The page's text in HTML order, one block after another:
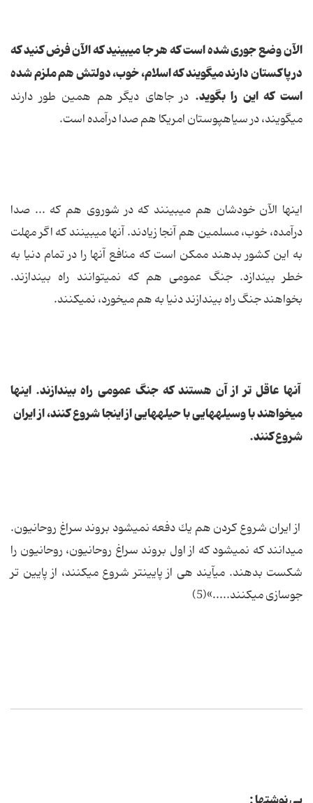
الآن وضع جورى شده است كه هر جا مى‏بینید كه الآن فرض كنید كه
در پاكستان دارند مى‏گویند كه اسلام، خوب، دولتش هم ملزم شده
است كه این را بگوید. در جاهاى دیگر هم همین طور دارند
مى‏گویند، در سیاهپوستان امریكا هم صدا درآمده است.
اینها الآن خودشان هم مى‏بینند كه در شوروى هم كه ... صدا
درآمده، خوب، مسلمین هم آنجا زیادند. آنها مى‏بینند كه اگر مهلت
به این كشور بدهند ممكن است كه منافع آنها را در تمام دنیا به
خطر بیندازد. جنگ عمومى هم كه نمى‏توانند راه بیندازند.
بخواهند جنگ راه بیندازند دنیا به هم مى‏خورد، نمى‏كنند.
آنها عاقل تر از آن هستند كه جنگ عمومى راه بیندازند. اینها
مى‏خواهند با وسیله‏هایى با حیله‏هایى از اینجا شروع كنند، از ایران
شروع كنند.
از ایران شروع كردن هم یك دفعه نمى‏شود بروند سراغ روحانیون.
مى‏دانند كه نمى‏شود كه از اول بروند سراغ روحانیون، روحانیون را
شكست بدهند. مى‏آیند هى از پایینتر شروع مى‏كنند، از پایین تر
جوسازى مى‏كنند.....»(5)